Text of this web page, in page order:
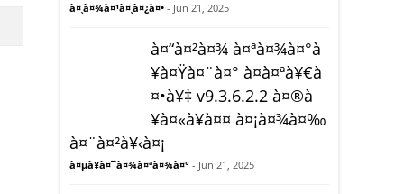
à¤¸à¤¾à¤¹à¤¸à¤¿à¤• - Jun 21, 2025
à¤“à¤²à¤¾ à¤ªà¤¾à¤°à
¥à¤Ÿà¤¨à¤° à¤à¤ªà¥€à
¤•à¥‡ v9.3.6.2.2 à¤®à
¥à¤«à¥à¤¤ à¤¡à¤¾à¤‰
à¤¨à¤²à¥‹à¤¡
à¤µà¥à¤¯à¤¾à¤ªà¤¾à¤° - Jun 21, 2025